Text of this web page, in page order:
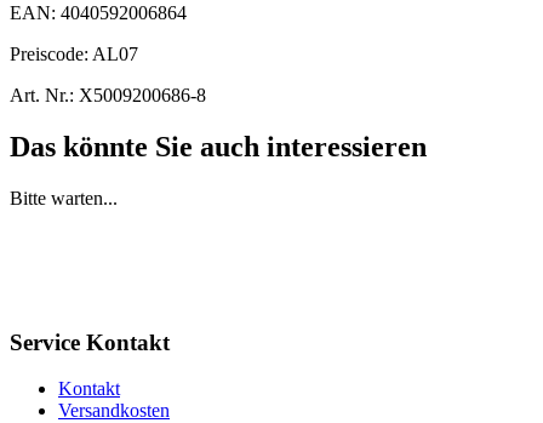
EAN: 4040592006864
Preiscode: AL07
Art. Nr.: X5009200686-8
Das könnte Sie auch interessieren
Bitte warten...
Service Kontakt
Kontakt
Versandkosten